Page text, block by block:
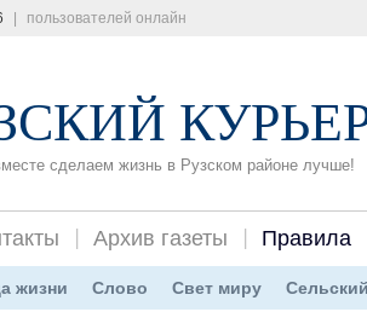
пользователей онлайн
сделаем жизнь в Рузском районе лучше!
Архив газеты Правила
жизни Слово Свет миру